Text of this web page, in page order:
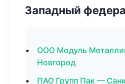
Западный
ООО Модуль
Новгород
ПАО Групп Пак —